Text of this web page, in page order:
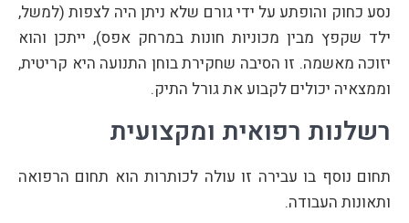
נסע כחוק והופתע על ידי גורם שלא ניתן היה לצפות (למשל,
ילד שקפץ מבין מכוניות חונות במרחק אפס), ייתכן והוא
יזוכה מאשמה. זו הסיבה שחקירת בוחן התנועה היא קריטית,
וממצאיה יכולים לקבוע את גורל התיק.
רשלנות רפואית ומקצועית
תחום נוסף בו עבירה זו עולה לכותרות הוא תחום הרפואה
ותאונות העבודה.